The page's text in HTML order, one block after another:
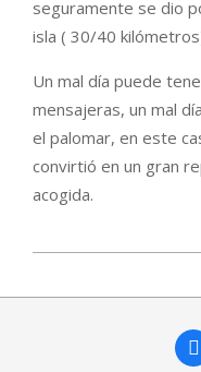
seguramente se dio
isla ( 30/40
Un mal día puede
mensajeras, un mal
el palomar, en este
convirtió en un gran
acogida.
05-